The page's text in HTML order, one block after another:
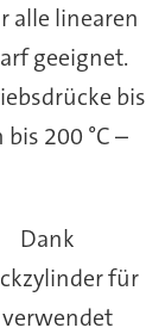
alle linearen
geeignet.
bis
200 °C –
Dank
für